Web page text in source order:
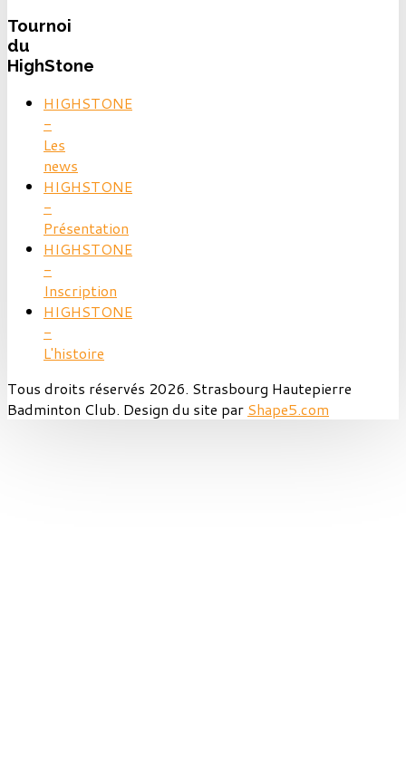
Tournoi
du
HighStone
HIGHSTONE
-
Les
news
HIGHSTONE
-
Présentation
HIGHSTONE
-
Inscription
HIGHSTONE
-
L'histoire
Tous droits réservés 2026. Strasbourg Hautepierre
Badminton Club. Design du site par Shape5.com